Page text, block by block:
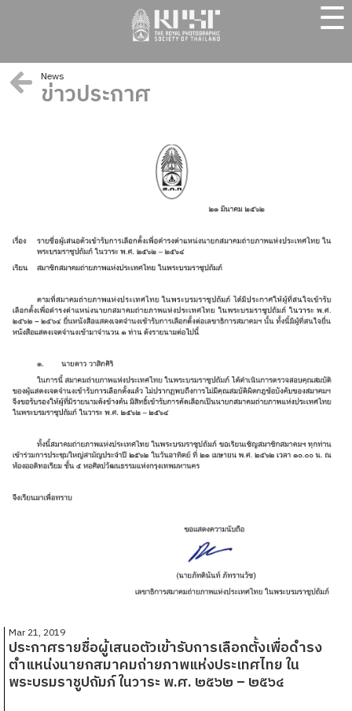
☰
News
ข่าวประกาศ
Mar 21, 2019
ประกาศรายชื่อผู้เสนอตัวเข้ารับการเลือกตั้งเพื่อดำรง
ตำแหน่งนายกสมาคมถ่ายภาพแห่งประเทศไทย ใน
พระบรมราชูปถัมภ์ ในวาระ พ.ศ. ๒๕๖๒ – ๒๕๖๔